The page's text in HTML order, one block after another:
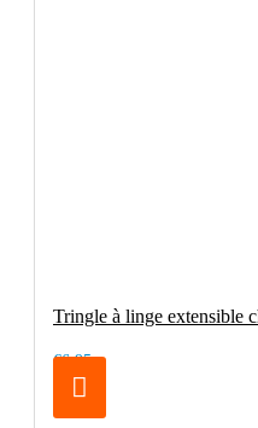
Tringle à linge extensible
€6.95